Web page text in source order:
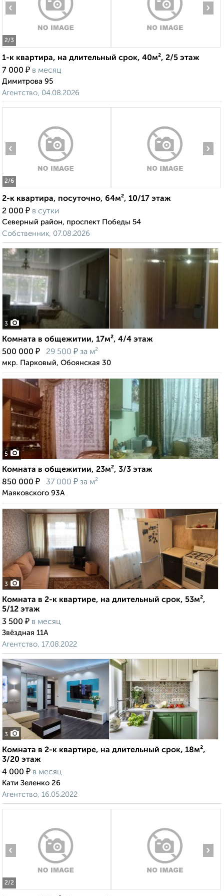
2/3
‹ ›
1-к квартира, на длительный срок, 40м², 2/5 этаж
7 000 ₽ в месяц
Димитрова 95
Агентство, 04.08.2026
2/6
‹ ›
2-к квартира, посуточно, 64м², 10/17 этаж
2 000 ₽ в сутки
Северный район, проспект Победы 54
Собственник, 07.08.2026
3
Комната в общежитии, 17м², 4/4 этаж
500 000 ₽ 29 500 ₽ за м²
мкр. Парковый, Обоянская 30
5
Комната в общежитии, 23м², 3/3 этаж
850 000 ₽ 37 000 ₽ за м²
Маяковского 93А
3
Комната в 2-к квартире, на длительный срок, 53м²,
5/12 этаж
3 500 ₽ в месяц
Звёздная 11А
Агентство, 17.08.2022
3
Комната в 2-к квартире, на длительный срок, 18м²,
3/20 этаж
4 000 ₽ в месяц
Кати Зеленко 26
Агентство, 16.05.2022
2/2
‹ ›